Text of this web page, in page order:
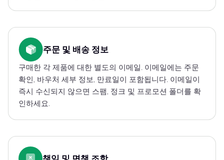
주문 및 배송 정보
구매한 각 제품에 대한 별도의 이메일. 이메일에는 주문
확인, 바우처 세부 정보, 만료일이 포함됩니다. 이메일이
즉시 수신되지 않으면 스팸, 정크 및 프로모션 폴더를 확
인하세요.